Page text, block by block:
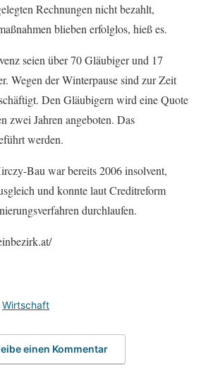
Rechnungen nicht bezahlt,
blieben erfolglos, hieß es.
seien über 70 Gläubiger und 17
Wegen der Winterpause sind zur Zeit
Den Gläubigern wird eine Quote
zwei Jahren angeboten. Das
werden.
Bau war bereits 2006 insolvent,
und konnte laut Creditreform
durchlaufen.
Wirtschaft
einen Kommentar